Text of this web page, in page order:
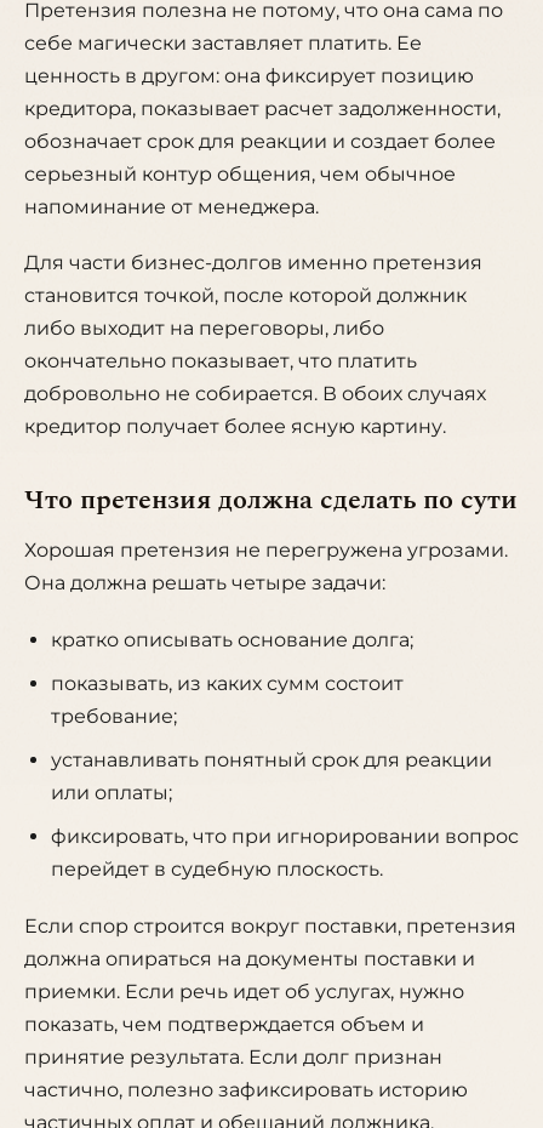
Претензия полезна не потому, что она сама по
себе магически заставляет платить. Ее
ценность в другом: она фиксирует позицию
кредитора, показывает расчет задолженности,
обозначает срок для реакции и создает более
серьезный контур общения, чем обычное
напоминание от менеджера.
Для части бизнес-долгов именно претензия
становится точкой, после которой должник
либо выходит на переговоры, либо
окончательно показывает, что платить
добровольно не собирается. В обоих случаях
кредитор получает более ясную картину.
Что претензия должна сделать по сути
Хорошая претензия не перегружена угрозами.
Она должна решать четыре задачи:
кратко описывать основание долга;
показывать, из каких сумм состоит
требование;
устанавливать понятный срок для реакции
или оплаты;
фиксировать, что при игнорировании вопрос
перейдет в судебную плоскость.
Если спор строится вокруг поставки, претензия
должна опираться на документы поставки и
приемки. Если речь идет об услугах, нужно
показать, чем подтверждается объем и
принятие результата. Если долг признан
частично, полезно зафиксировать историю
частичных оплат и обещаний должника.